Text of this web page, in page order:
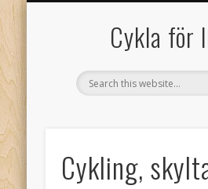
Cykla för
Cykling,